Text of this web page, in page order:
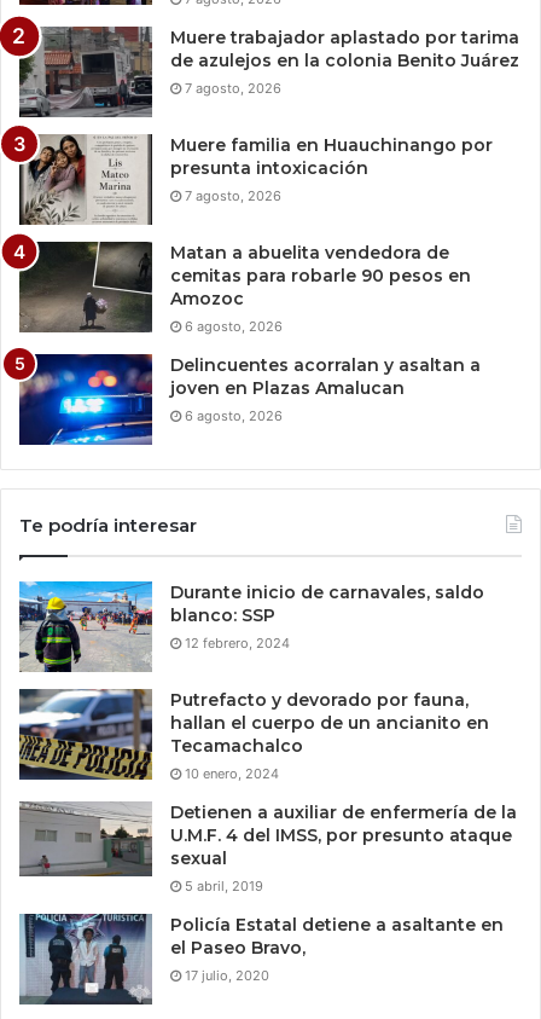
Muere trabajador aplastado por tarima
de azulejos en la colonia Benito Juárez
7 agosto, 2026
Muere familia en Huauchinango por
presunta intoxicación
7 agosto, 2026
Matan a abuelita vendedora de
cemitas para robarle 90 pesos en
Amozoc
6 agosto, 2026
Delincuentes acorralan y asaltan a
joven en Plazas Amalucan
6 agosto, 2026
Te podría interesar
Durante inicio de carnavales, saldo
blanco: SSP
12 febrero, 2024
Putrefacto y devorado por fauna,
hallan el cuerpo de un ancianito en
Tecamachalco
10 enero, 2024
Detienen a auxiliar de enfermería de la
U.M.F. 4 del IMSS, por presunto ataque
sexual
5 abril, 2019
Policía Estatal detiene a asaltante en
el Paseo Bravo,
17 julio, 2020